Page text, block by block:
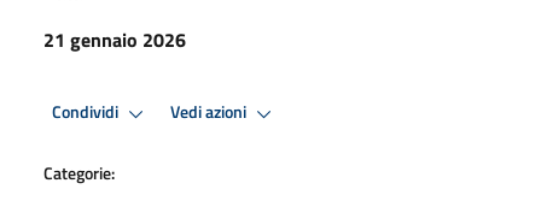
21 gennaio 2026
Condividi Vedi azioni
Categorie: